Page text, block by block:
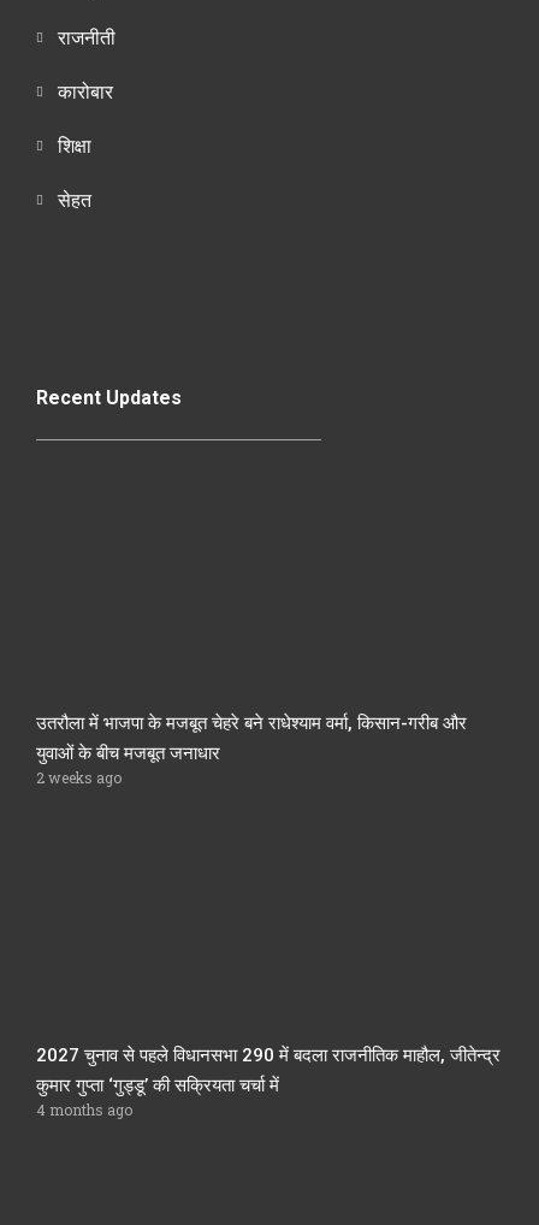
राजनीती
कारोबार
शिक्षा
सेहत
Recent Updates
उतरौला में भाजपा के मजबूत चेहरे बने राधेश्याम वर्मा, किसान-गरीब और
युवाओं के बीच मजबूत जनाधार
2 weeks ago
2027 चुनाव से पहले विधानसभा 290 में बदला राजनीतिक माहौल, जीतेन्द्र
कुमार गुप्ता ‘गुड्डू’ की सक्रियता चर्चा में
4 months ago